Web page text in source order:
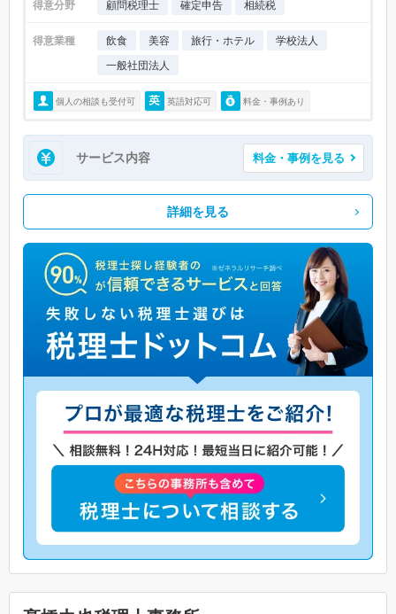
得意分野 顧問税理士 確定申告 相続税
得意業種 飲食 美容 旅行・ホテル
学校法人
一般社団法人
個人の相談も受付可 英語対応可 料金・事例あり
サービス内容 料金・事例を見る
詳細を見る